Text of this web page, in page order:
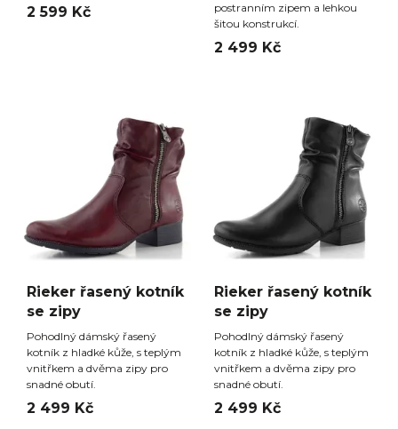
2 599 Kč
postranním zipem a lehkou
šitou konstrukcí.
2 499 Kč
Rieker řasený kotník
se zipy
Pohodlný dámský řasený
kotník z hladké kůže, s teplým
vnitřkem a dvěma zipy pro
snadné obutí.
2 499 Kč
Rieker řasený kotník
se zipy
Pohodlný dámský řasený
kotník z hladké kůže, s teplým
vnitřkem a dvěma zipy pro
snadné obutí.
2 499 Kč